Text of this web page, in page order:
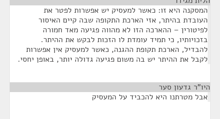
המסקנה היא זו: כאשר למעסיק יש אפשרות לפטר את
העובדת בהיתר, אזי הארכת התקופה שבה קיים האיסור
לפיטורין – ההארכה הזו לא מהווה פגיעה מאד חמורה
בזכויותיו, כי תמיד עומדת לו הזכות לבקש את ההיתר.
להבדיל, הארכת תקופת ההגנה, כאשר למעסיק אין אפשרות
לקבל את ההיתר יש בה משום פגיעה גדולה יותר, באופן יחסי.
היו"ר גדעון סער
אבל מטרתנו היא להכביד על המעסיק